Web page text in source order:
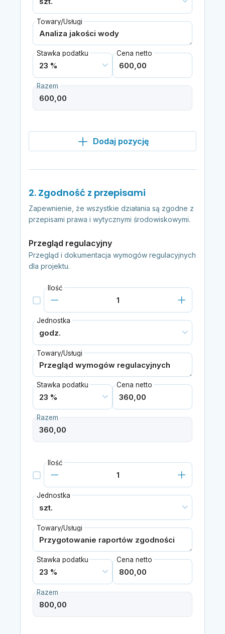
Towary/Usługi
Stawka podatku Cena netto
Razem
Dodaj pozycję
2. Zgodność z przepisami
Zapewnienie, że wszystkie działania są zgodne z
przepisami prawa i wytycznymi środowiskowymi.
Przegląd regulacyjny
Przegląd i dokumentacja wymogów regulacyjnych
dla projektu.
Ilość
Jednostka
Towary/Usługi
Stawka podatku Cena netto
Razem
Ilość
Jednostka
Towary/Usługi
Stawka podatku Cena netto
Razem